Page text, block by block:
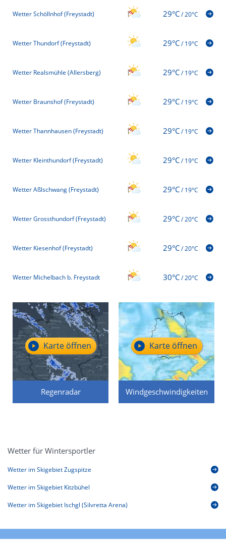
Wetter Schöllnhof (Freystadt) 29°C/20°C
Wetter Thundorf (Freystadt) 29°C/19°C
Wetter Realsmühle (Allersberg) 29°C/19°C
Wetter Braunshof (Freystadt) 29°C/19°C
Wetter Thannhausen (Freystadt) 29°C/19°C
Wetter Kleinthundorf (Freystadt) 29°C/19°C
Wetter Aßlschwang (Freystadt) 29°C/19°C
Wetter Grossthundorf (Freystadt) 29°C/20°C
Wetter Kiesenhof (Freystadt) 29°C/20°C
Wetter Michelbach b. Freystadt 30°C/20°C
Regenradar
Karte öffnen
Windgeschwindigkeiten
Karte öffnen
Wetter für Wintersportler
Wetter im Skigebiet Zugspitze
Wetter im Skigebiet Kitzbühel
Wetter im Skigebiet Ischgl (Silvretta Arena)